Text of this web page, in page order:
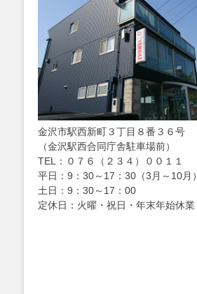
ン
金沢市駅西新町３丁目８番３６号
（金沢駅西合同庁舎駐車場前）
TEL：０７６（２３４）００１１
平日：9：30～17：30（3月～10月）
土日：9：30～17：00
定休日：火曜・祝日・年末年始休業